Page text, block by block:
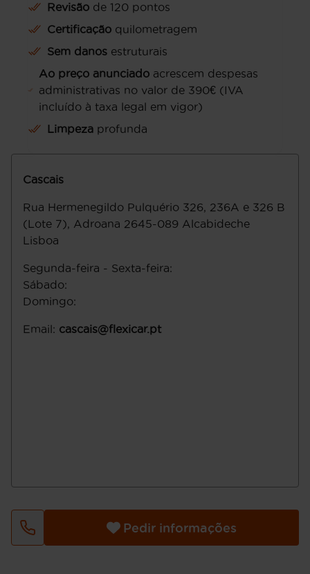
Revisão de 120 pontos
Certificação quilometragem
Sem danos estruturais
Ao preço anunciado acrescem despesas
administrativas no valor de 390€ (IVA
incluído à taxa legal em vigor)
Limpeza profunda
Cascais
Rua Hermenegildo Pulquério 326, 236A e 326 B
(Lote 7), Adroana 2645-089 Alcabideche
Lisboa
Segunda-feira - Sexta-feira:
Sábado:
Domingo:
Email: cascais@flexicar.pt
Pedir informações